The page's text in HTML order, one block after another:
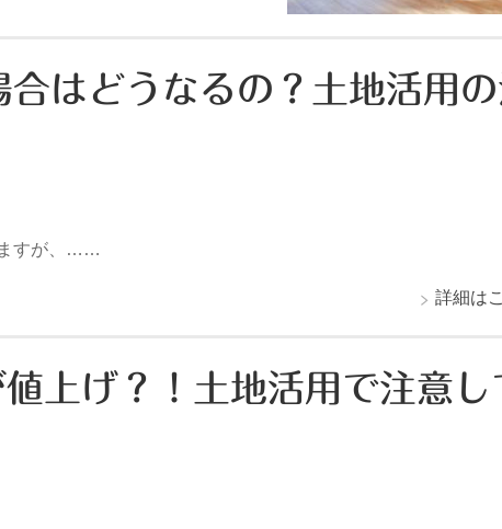
はどうなるの？土地活用
ますが、……
詳細は
上げ？！土地活用で注意し